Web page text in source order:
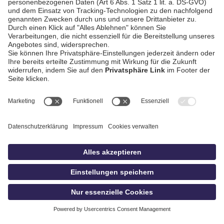
AGB / Gewinnspiele
Datenschutz
Impressum
idowa
Privatsphäre